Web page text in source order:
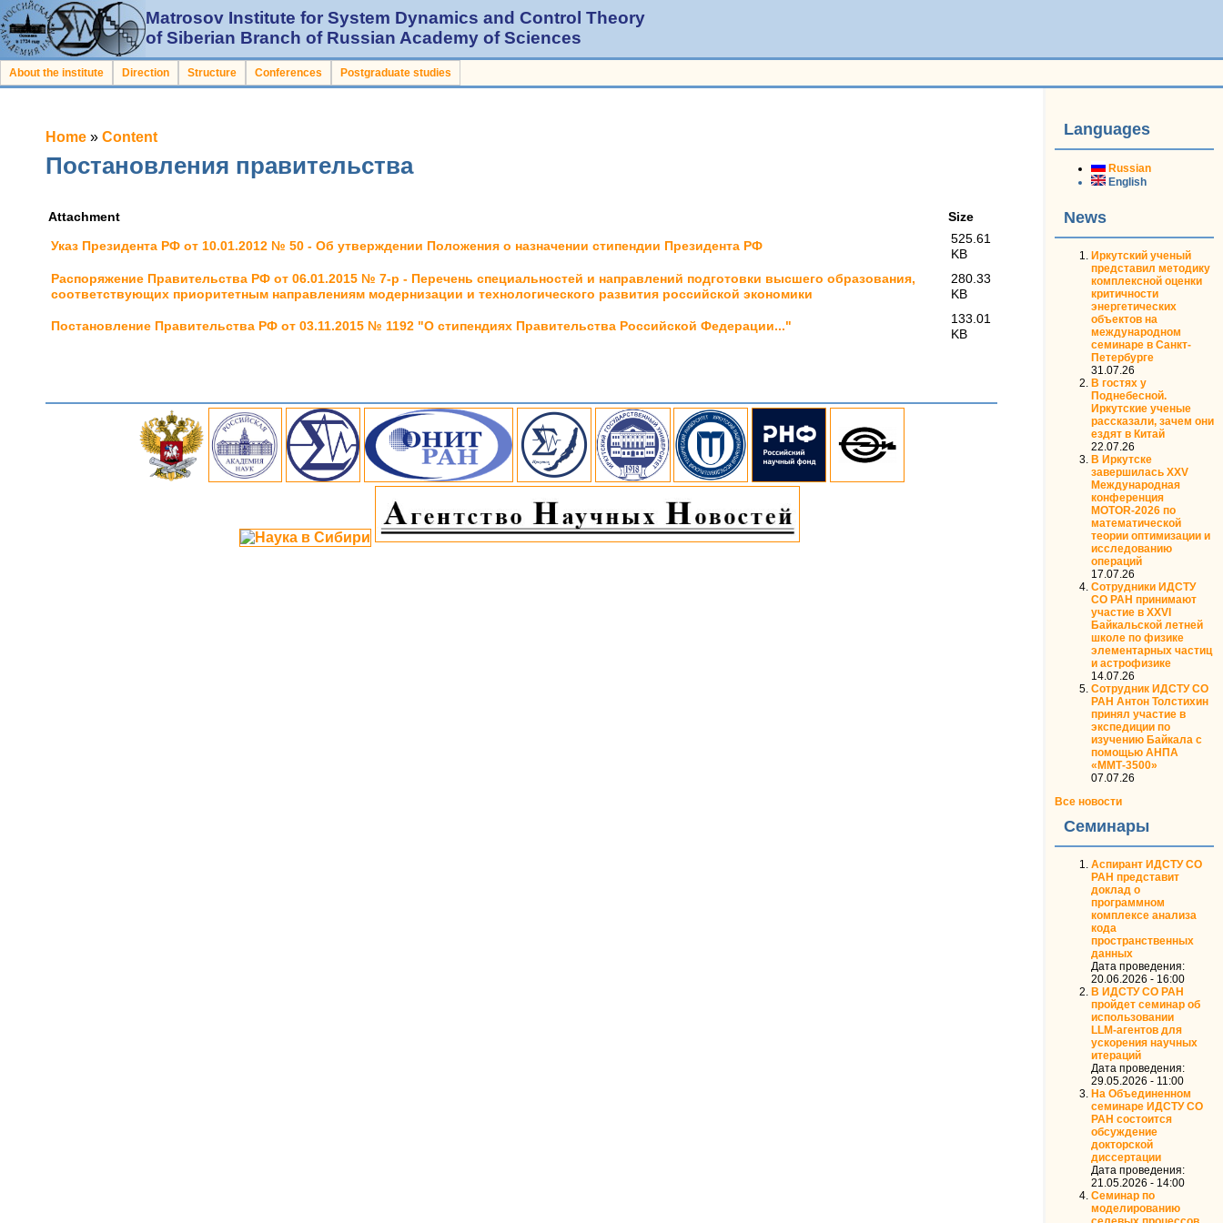
Matrosov Institute for System Dynamics and Control Theory
of Siberian Branch of Russian Academy of Sciences
About the institute Direction Structure Conferences Postgraduate studies
Home » Content
Постановления правительства
Attachment Size
Указ Президента РФ от 10.01.2012 № 50 - Об утверждении Положения о назначении стипендии Президента РФ
525.61
KB
Распоряжение Правительства РФ от 06.01.2015 № 7-р - Перечень специальностей и направлений подготовки высшего образования,
соответствующих приоритетным направлениям модернизации и технологического развития российской экономики
280.33
KB
Постановление Правительства РФ от 03.11.2015 № 1192 "О стипендиях Правительства Российской Федерации..."
133.01
KB
Languages
Russian
English
News
Иркутский ученый
представил методику
комплексной оценки
критичности
энергетических
объектов на
международном
семинаре в Санкт-
Петербурге
31.07.26
В гостях у
Поднебесной.
Иркутские ученые
рассказали, зачем они
ездят в Китай
22.07.26
В Иркутске
завершилась XXV
Международная
конференция
MOTOR‑2026 по
математической
теории оптимизации и
исследованию
операций
17.07.26
Сотрудники ИДСТУ
СО РАН принимают
участие в XXVI
Байкальской летней
школе по физике
элементарных частиц
и астрофизике
14.07.26
Сотрудник ИДСТУ СО
РАН Антон Толстихин
принял участие в
экспедиции по
изучению Байкала с
помощью АНПА
«ММТ-3500»
07.07.26
Все новости
Семинары
Аспирант ИДСТУ СО
РАН представит
доклад о
программном
комплексе анализа
кода
пространственных
данных
Дата проведения:
20.06.2026 - 16:00
В ИДСТУ СО РАН
пройдет семинар об
использовании
LLM‑агентов для
ускорения научных
итераций
Дата проведения:
29.05.2026 - 11:00
На Объединенном
семинаре ИДСТУ СО
РАН состоится
обсуждение
докторской
диссертации
Дата проведения:
21.05.2026 - 14:00
Семинар по
моделированию